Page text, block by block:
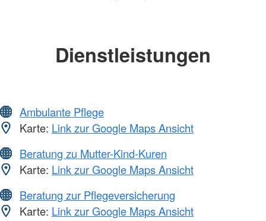
Dienstleistungen
Ambulante Pflege
Karte: Link zur Google Maps Ansicht
Beratung zu Mutter-Kind-Kuren
Karte: Link zur Google Maps Ansicht
Beratung zur Pflegeversicherung
Karte: Link zur Google Maps Ansicht